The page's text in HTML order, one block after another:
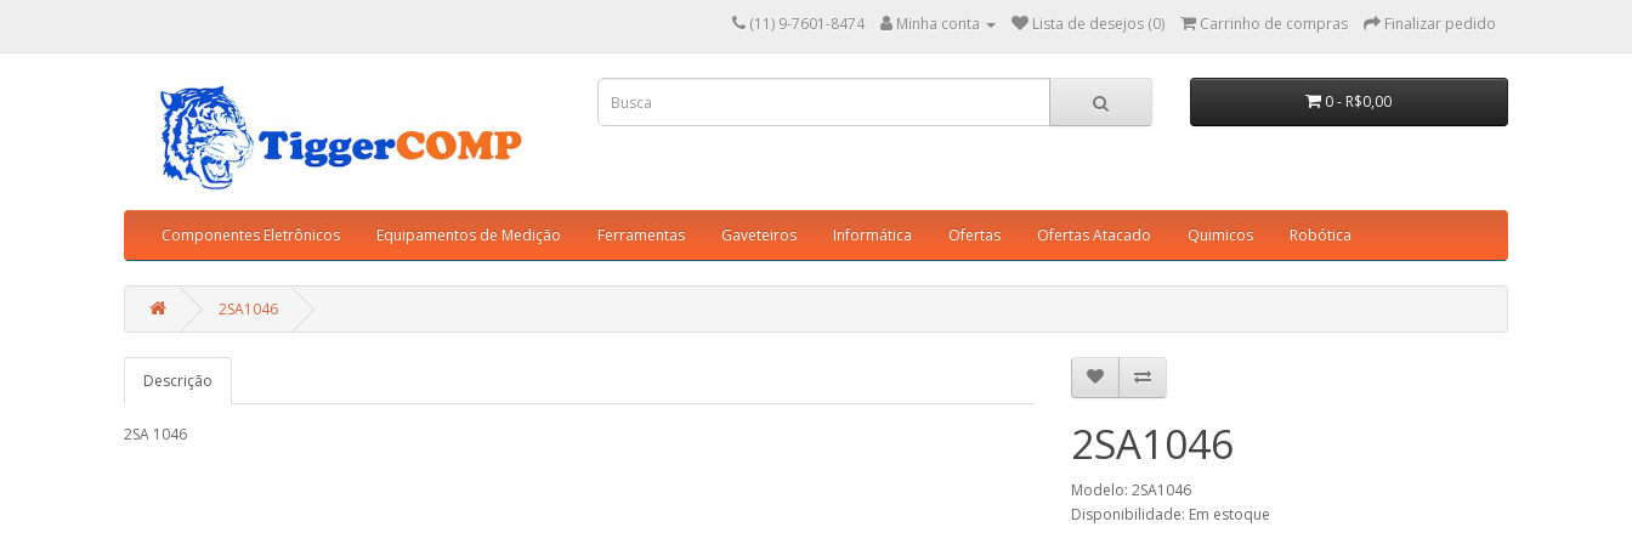
(11) 9-7601-8474 Minha conta Lista de desejos (0) Carrinho de compras Finalizar pedido
0 - R$0,00
Componentes Eletrônicos Equipamentos de Medição Ferramentas Gaveteiros Informática Ofertas Ofertas Atacado Quimicos Robótica
2SA1046
Descrição
2SA 1046 2SA1046
Modelo: 2SA1046
Disponibilidade: Em estoque